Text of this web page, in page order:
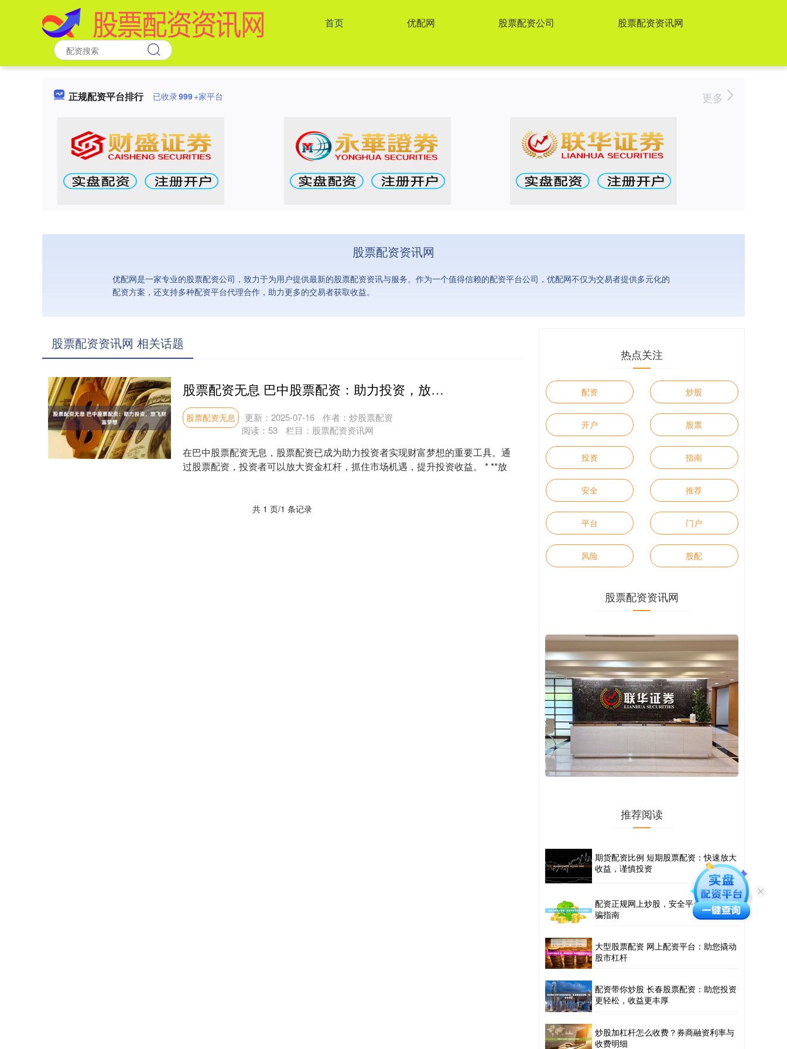
首页 优配网 股票配资公司 股票配资资讯网
正规配资平台排行 已收录999+家平台 更多
股票配资资讯网
优配网是一家专业的股票配资公司，致力于为用户提供最新的股票配资资讯与服务。作为一个值得信赖的配资平台公司，优配网不仅为交易者提供多元化的
配资方案，还支持多种配资平台代理合作，助力更多的交易者获取收益。
股票配资资讯网 相关话题
股票配资无息 巴中股票配资：助力投资，放飞财富梦想
股票配资无息 更新：2025-07-16
作者：炒股票配资
阅读： 53 栏目： 股票配资资讯网
在巴中股票配资无息，股票配资已成为助力投资者实现财富梦想的重要工具。通
过股票配资，投资者可以放大资金杠杆，抓住市场机遇，提升投资收益。 * **放
共 1 页/1 条记录
热点关注
配资 炒股
开户 股票
投资 指南
安全 推荐
平台 门户
风险 股配
股票配资资讯网
推荐阅读
期货配资比例 短期股票配资：快速放大
收益，谨慎投资
配资正规网上炒股，安全平台推荐与防
骗指南
大型股票配资 网上配资平台：助您撬动
股市杠杆
配资带你炒股 长春股票配资：助您投资
更轻松，收益更丰厚
炒股加杠杆怎么收费？券商融资利率与
收费明细